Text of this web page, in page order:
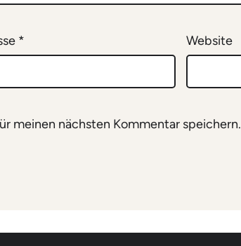
* Website
meinen nächsten Kommentar speichern.